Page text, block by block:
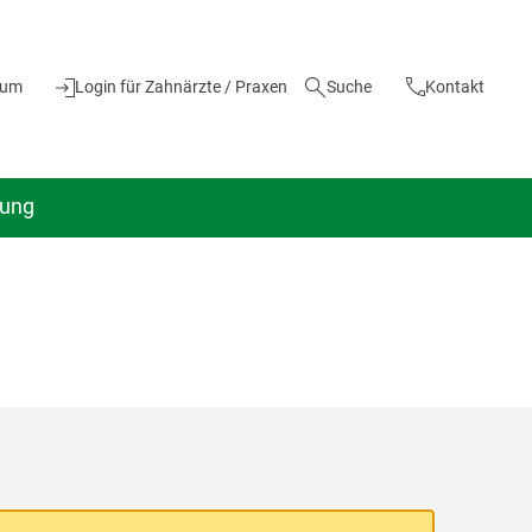
Login für Zahnärzte / Praxen Suche Kontakt